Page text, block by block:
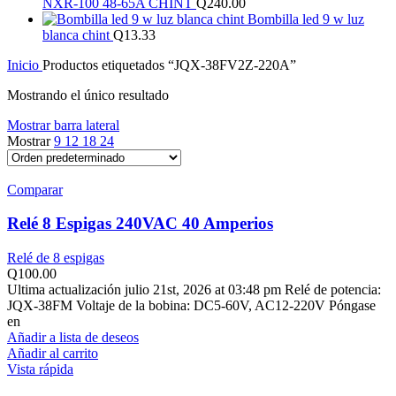
Bombilla led 9 w luz
blanca chint Q13.33
Inicio Productos etiquetados “JQX-38FV2Z-220A”
Mostrando el único resultado
Mostrar barra lateral
Mostrar9 12 18 24
Comparar
Relé 8 Espigas 240VAC 40 Amperios
Relé de 8 espigas
Q100.00
Ultima actualización julio 21st, 2026 at 03:48 pm Relé de potencia:
JQX-38FM Voltaje de la bobina: DC5-60V, AC12-220V Póngase
en
Añadir a lista de deseos
Añadir al carrito
Vista rápida